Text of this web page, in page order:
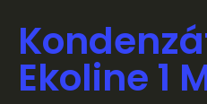
Ekoline 1